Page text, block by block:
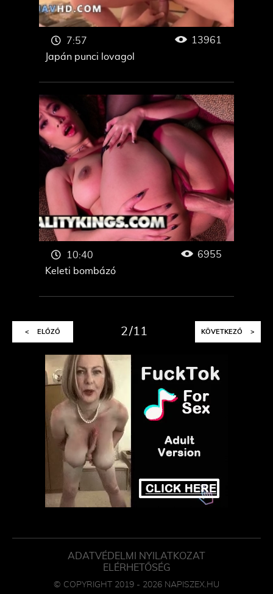
Japán punci lovagol
7:57 13961
Keleti bombázó
10:40 6955
< ELŐZŐ 2 11 KÖVETKEZŐ >
ADATVÉDELMI NYILATKOZAT
ELÉRHETŐSÉG
© COPYRIGHT 2019 - 2026 NAPISZEX.HU